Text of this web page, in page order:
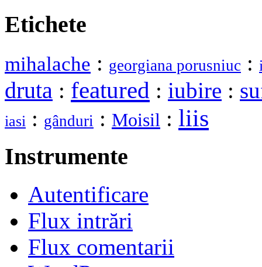
Etichete
mihalache : georgiana porusniuc :
druta : featured : iubire :
iasi : gânduri : Moisil : liis
Instrumente
Autentificare
Flux intrări
Flux comentarii